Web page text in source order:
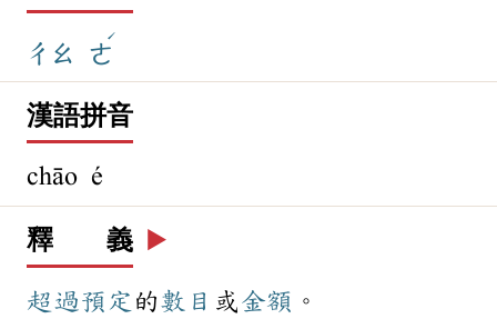
ㄔㄠ ㄜ
ˊ
漢語拼音
chāo é
釋 義 ▶️
超過預定 的數目 或金額 。